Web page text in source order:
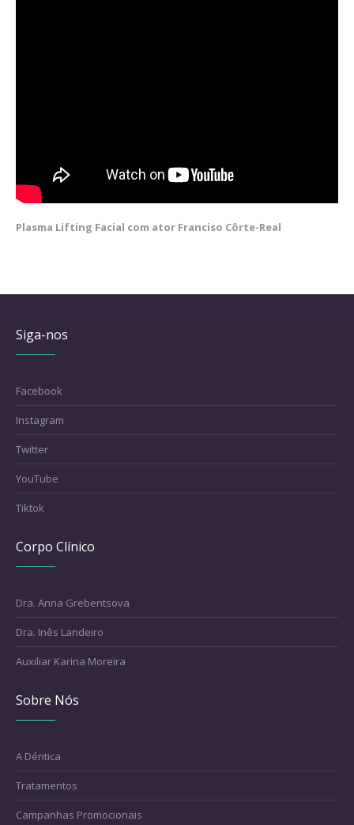
Plasma Lifting Facial com ator Franciso Côrte-Real
Siga-nos
Facebook
Instagram
Twitter
YouTube
Tiktok
Corpo Clínico
Dra. Anna Grebentsova
Dra. Inês Landeiro
Auxiliar Karina Moreira
Sobre Nós
A Déntica
Tratamentos
Campanhas Promocionais